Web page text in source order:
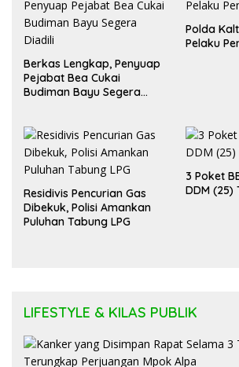
Berkas Lengkap, Penyuap
Pejabat Bea Cukai
Budiman Bayu Segera
Polda
Pelaku
Residivis Pencurian Gas
Dibekuk, Polisi Amankan
Puluhan Tabung LPG
3 Poket
DDM (25)
LIFESTYLE & KILAS PUBLIK